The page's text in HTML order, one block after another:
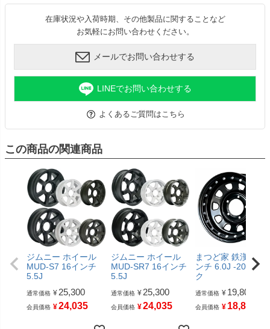
在庫状況や入荷時期、その他製品に関することなど
お気軽にお問い合わせください。
メールでお問い合わせする
LINEでお問い合わせする
よくあるご質問はこちら
この商品の関連商品
ジムニー ホイール
MUD-S7 16インチ
5.5J
通常価格 ¥ 25,300
会員価格 ¥24,035
ジムニー ホイール
MUD-SR7 16インチ
5.5J
通常価格 ¥ 25,300
会員価格 ¥24,035
まつど家 鉄漢 16イ
ンチ 6.0J -20 ブラ
ク
通常価格 ¥ 19,800
会員価格 ¥ 18,810